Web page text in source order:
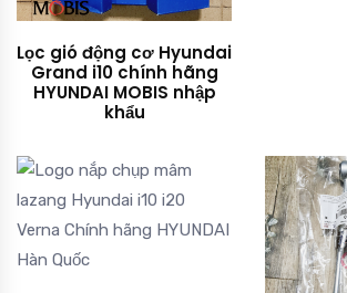
Lọc gió động cơ Hyundai
Grand i10 chính hãng
HYUNDAI MOBIS nhập
khẩu